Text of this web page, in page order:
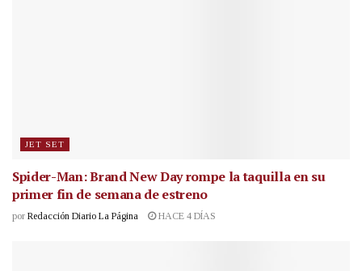
JET SET
Spider-Man: Brand New Day rompe la taquilla en su
primer fin de semana de estreno
por Redacción Diario La Página HACE 4 DÍAS